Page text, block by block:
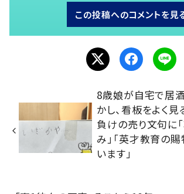
この投稿へのコメントを見
8歳娘が自宅で居
かし、看板をよく
負けの売り文句に
み」「英才教育の賜
います」